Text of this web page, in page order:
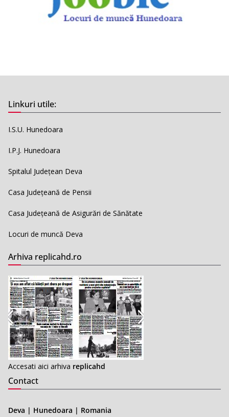
Linkuri utile:
I.S.U. Hunedoara
I.P.J. Hunedoara
Spitalul Județean Deva
Casa Județeană de Pensii
Casa Județeană de Asigurări de Sănătate
Locuri de muncă Deva
Arhiva replicahd.ro
Accesati aici arhiva replicahd
Contact
Deva | Hunedoara | Romania